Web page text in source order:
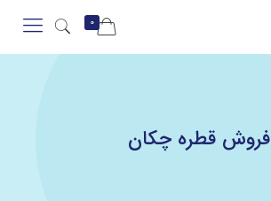
0
فروش قطره چکان